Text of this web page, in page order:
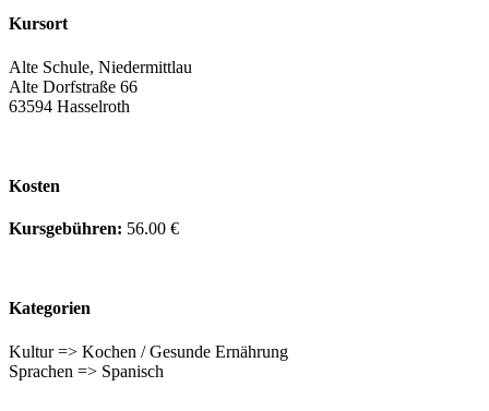
Kursort
Alte Schule, Niedermittlau
Alte Dorfstraße 66
63594 Hasselroth
Kosten
Kursgebühren: 56.00 €
Kategorien
Kultur => Kochen / Gesunde Ernährung
Sprachen => Spanisch